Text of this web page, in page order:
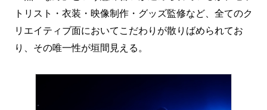
トリスト・衣装・映像制作・グッズ監修など、全てのク
リエイティブ面においてこだわりが散りばめられてお
り、その唯一性が垣間見える。